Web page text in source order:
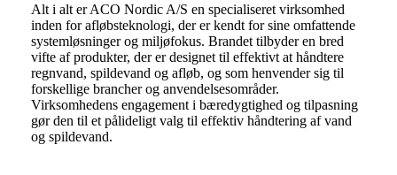
Alt i alt er ACO Nordic A/S en specialiseret virksomhed
inden for afløbsteknologi, der er kendt for sine omfattende
systemløsninger og miljøfokus. Brandet tilbyder en bred
vifte af produkter, der er designet til effektivt at håndtere
regnvand, spildevand og afløb, og som henvender sig til
forskellige brancher og anvendelsesområder.
Virksomhedens engagement i bæredygtighed og tilpasning
gør den til et pålideligt valg til effektiv håndtering af vand
og spildevand.